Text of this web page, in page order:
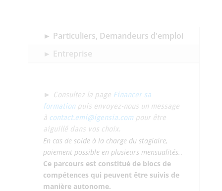
► Particuliers, Demandeurs d'emploi
► Entreprise
► Consultez la page Financer sa
formationpuis envoyez-nous un message
à contact.emi@igensia.compour être
aiguillé dans vos choix.
En cas de solde à la charge du stagiaire,
paiement possible en plusieurs mensualités..
Ce parcours est constitué de blocs de
compétences qui peuvent être suivis de
manière autonome.